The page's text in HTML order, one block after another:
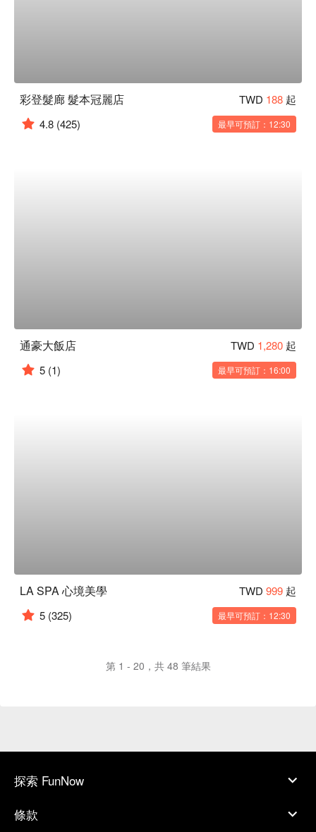
彩登髮廊 髮本冠麗店 TWD 188 起
4.8 (425) 最早可預訂：12:30
通豪大飯店 TWD 1,280 起
5 (1) 最早可預訂：16:00
LA SPA 心境美學 TWD 999 起
5 (325) 最早可預訂：12:30
第 1 - 20，共 48 筆結果
探索 FunNow
條款